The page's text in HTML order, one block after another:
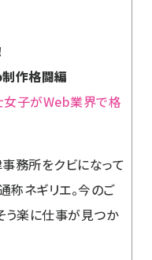
作格闘編
女子がWeb業界で格
務所をクビになって
称ネギリエ。今のご
う楽に仕事が見つか